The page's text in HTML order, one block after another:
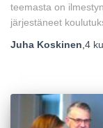
teemasta on
järjestäneet
Juha Koskinen 4